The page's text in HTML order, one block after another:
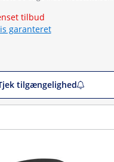
tilbud
garanteret
tilgængelighed